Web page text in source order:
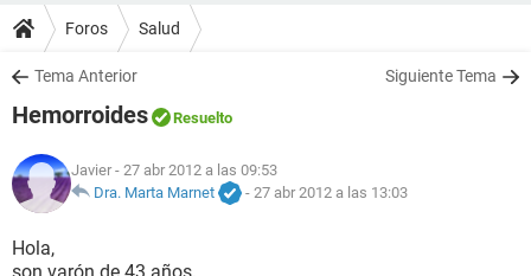
FOROS
SALUD
NUTRICIÓN
BIENESTAR
Foros Salud
Tema Anterior Siguiente Tema
Hemorroides Resuelto
Javier - 27 abr 2012 a las 09:53
Dra. Marta Marnet
- 27 abr 2012 a las 13:03
Hola,